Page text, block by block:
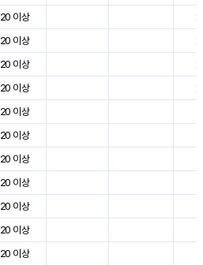
20 이상
20 이상
20 이상
20 이상
20 이상
20 이상
20 이상
20 이상
20 이상
20 이상
20 이상